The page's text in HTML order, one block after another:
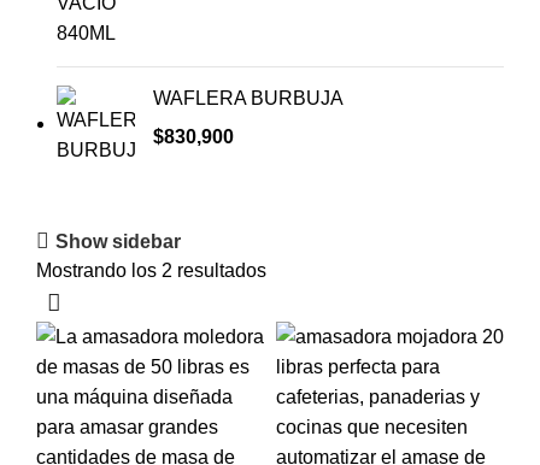
WAFLERA BURBUJA
$830,900
Show sidebar
Mostrando los 2 resultados